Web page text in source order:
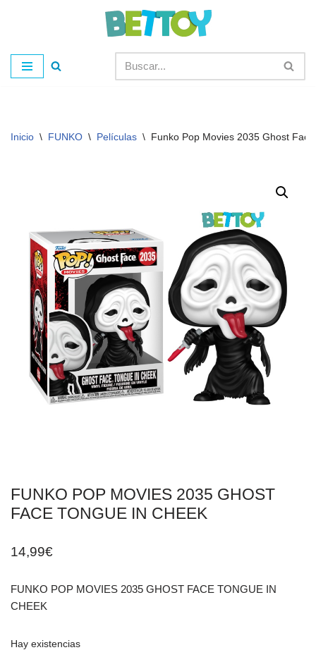
al
contenido
Inicio \ FUNKO \ Películas \ Funko Pop Movies 2035 Ghost
FUNKO POP MOVIES 2035 GHOST
FACE TONGUE IN CHEEK
14,99€
FUNKO POP MOVIES 2035 GHOST FACE TONGUE IN
CHEEK
Hay existencias